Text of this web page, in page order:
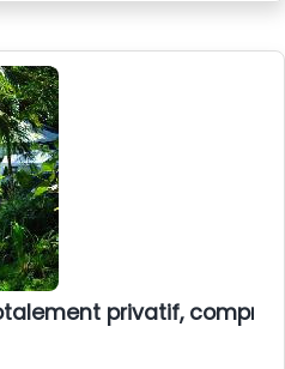
privatif,